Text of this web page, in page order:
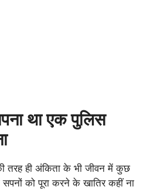
थाएक पुलिस
तरह ही अंकिता के भी जीवन में कुछ
को पूरा करने के खातिर कहीं ना